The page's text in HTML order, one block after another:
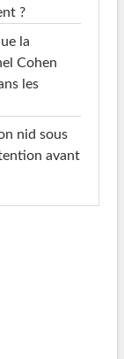
?
la
Cohen
les
nid sous
avant